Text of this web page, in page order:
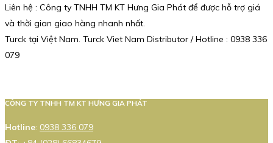
Liên hệ : Công ty TNHH TM KT Hưng Gia Phát để được hỗ trợ giá
và thời gian giao hàng nhanh nhất.
Turck tại Việt Nam. Turck Viet Nam Distributor / Hotline : 0938 336
079
CÔNG TY TNHH TM KT HƯNG GIA PHÁT
Hotline: 0938 336 079